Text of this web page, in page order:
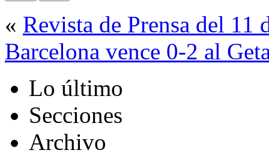
« Revista de Prensa del 11
Barcelona vence 0-2 al
Lo último
Secciones
Archivo